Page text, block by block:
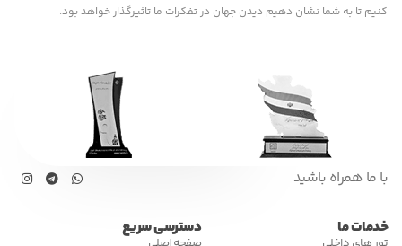
نشان دهیم دیدن جهان در تفکرات ما تاثیرگذار خواهد بود.
باشید
دسترسی سریع